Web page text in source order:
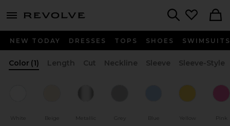
menu - shows more content
NEW TODAY DRESSES TOPS SHOES SWIMSUITS
Color (1) Length Cut Neckline Sleeve Sleeve-Style
White Beige Metallic Grey Blue Yellow Pink